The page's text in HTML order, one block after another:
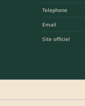
Telephone
Email
Site officiel